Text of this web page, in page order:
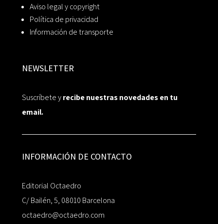
Aviso legal y copyright
Política de privacidad
Información de transporte
NEWSLETTER
Suscríbete yrecibe nuestras novedades en tu
email.
INFORMACIÓN DE CONTACTO
Editorial Octaedro
C/ Bailén, 5, 08010 Barcelona
octaedro@octaedro.com